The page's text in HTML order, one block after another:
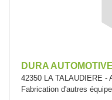
DURA
42350 LA TALAUDIERE -
Fabrication d'autres